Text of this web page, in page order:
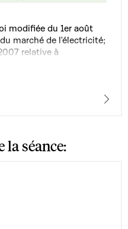
modifiée du 1er août
marché de l'électricité;
relative à
naturel
la séance: